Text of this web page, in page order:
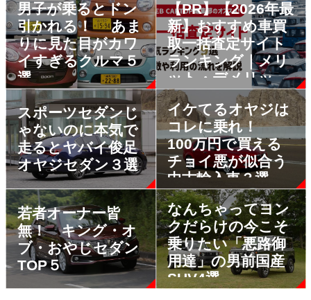
男子が乗るとドン
引かれる！ あま
りに見た目がカワ
イすぎるクルマ５
選
【PR】【2026年最
新】おすすめ車買
取一括査定サイト
ランキング｜メリ
ット・デメリット
も解説
スポーツセダンじ
ゃないのに本気で
走るとヤバイ俊足
オヤジセダン３選
イケてるオヤジは
コレに乗れ！
100万円で買える
チョイ悪が似合う
中古輸入車３選
若者オーナー皆
無！ キング・オ
ブ・おやじセダン
TOP５
なんちゃってヨン
クだらけの今こそ
乗りたい「悪路御
用達」の男前国産
SUV4選